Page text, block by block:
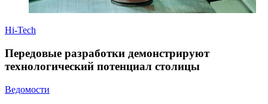
Hi-Tech
Передовые разработки демонстрируют
технологический потенциал столицы
Ведомости